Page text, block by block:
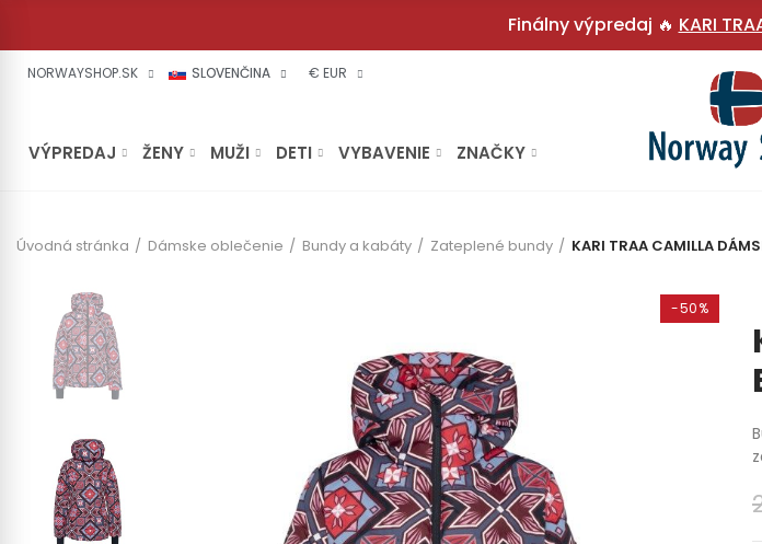
Finálny výpredaj 🔥 KARI
NORWAYSHOP.SK SLOVENČINA € EUR
VÝPREDAJ ŽENY MUŽI DETI VYBAVENIE ZNAČKY
Úvodná stránka Dámske oblečenie Bundy a kabáty Zateplené bundy KARI TRAA CAMILLA
-50%